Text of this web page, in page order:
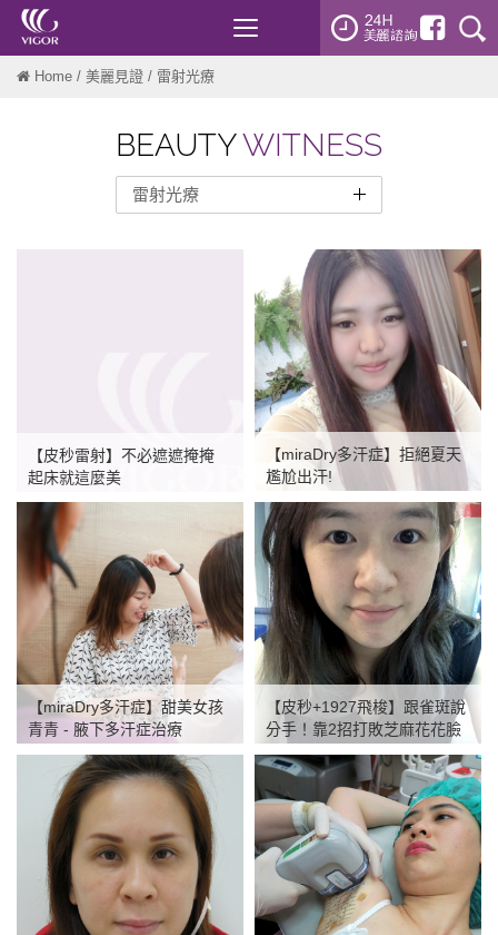
Toggle
Home / 美麗見證 / 雷射光療
雷射光療
PicoWay皮秒雷射
Ulthera美國音波
miraDry多汗症
Pro U雷射
飛梭雷射
電波拉提
除毛亞歷山大雷射
淨膚雷射
Ultra pulse雷射
靚顏美體
減重門診
BEAUTYWITNESS
【皮秒雷射】不必遮遮掩掩
起床就這麼美
【miraDry多汗症】拒絕夏天
尷尬出汗!
【皮秒+1927飛梭】跟雀斑說
分手！靠2招打敗芝麻花花臉
【miraDry多汗症】甜美女孩
青青 - 腋下多汗症治療